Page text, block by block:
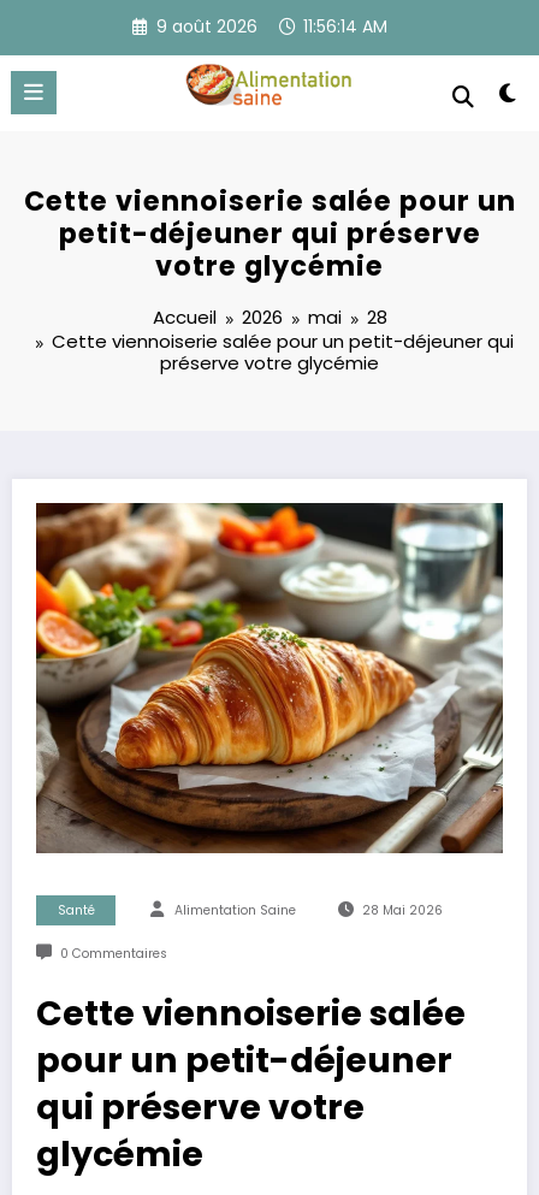
contenu
9 août 2026 11:56:14 AM
Cette viennoiserie salée pour un
petit-déjeuner qui préserve
votre glycémie
Accueil 2026 mai
28
Cette viennoiserie salée pour un petit-déjeuner qui
préserve votre glycémie
Santé Alimentation Saine 28 Mai 2026
0 Commentaires
Cette viennoiserie salée
pour un petit-déjeuner
qui préserve votre
glycémie